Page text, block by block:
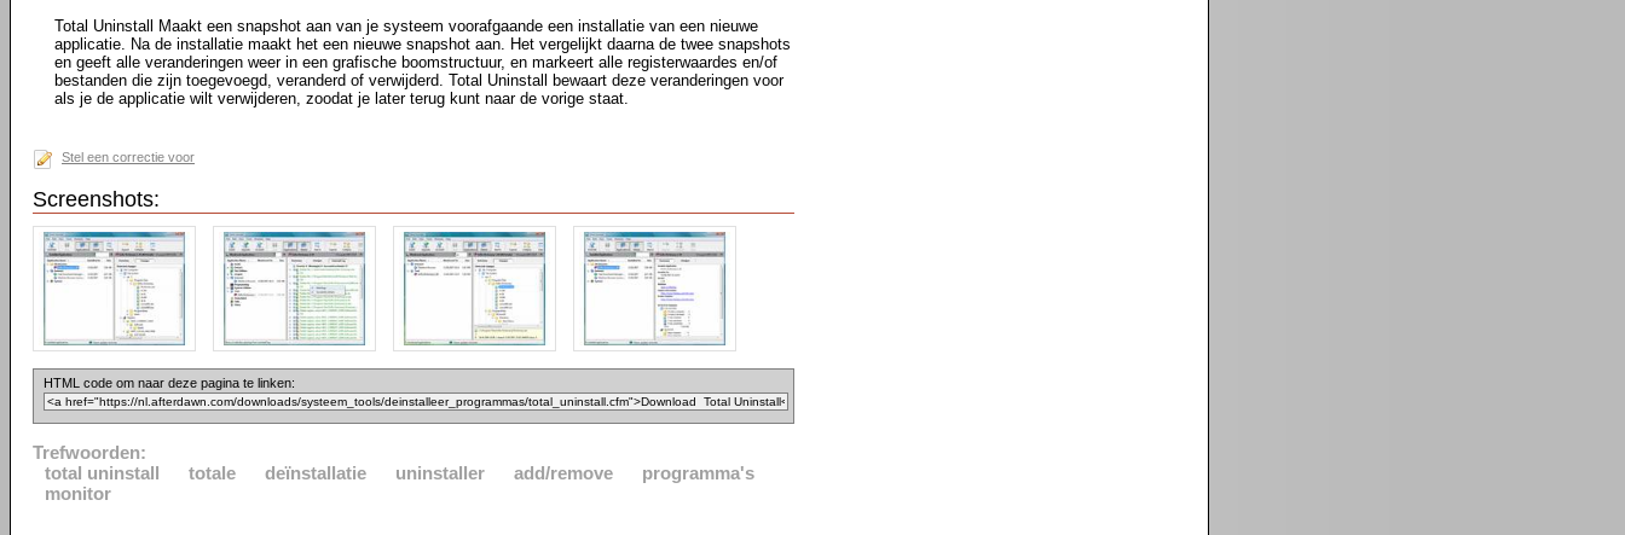
Total Uninstall Maakt een snapshot aan van je systeem voorafgaande een installatie van een nieuwe
applicatie. Na de installatie maakt het een nieuwe snapshot aan. Het vergelijkt daarna de twee snapshots
en geeft alle veranderingen weer in een grafische boomstructuur, en markeert alle registerwaardes en/of
bestanden die zijn toegevoegd, veranderd of verwijderd. Total Uninstall bewaart deze veranderingen voor
als je de applicatie wilt verwijderen, zoodat je later terug kunt naar de vorige staat.
Stel een correctie voor
Screenshots:
HTML code om naar deze pagina te linken:
Trefwoorden:
total uninstall
totale deïnstallatie uninstaller add/remove
programma's
monitor